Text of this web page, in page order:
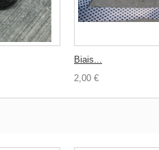
Biais...
2,00 €